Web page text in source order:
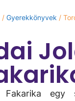
/ Gyerekkönyvek /
egy